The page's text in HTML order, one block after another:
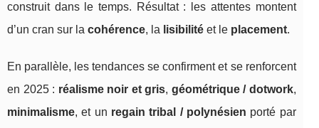
construit dans le temps. Résultat : les attentes montent
d’un cran sur la cohérence, la lisibilité et le placement.
En parallèle, les tendances se confirment et se renforcent
en 2025 : réalisme noir et gris, géométrique / dotwork,
minimalisme, et un regain tribal / polynésien porté par